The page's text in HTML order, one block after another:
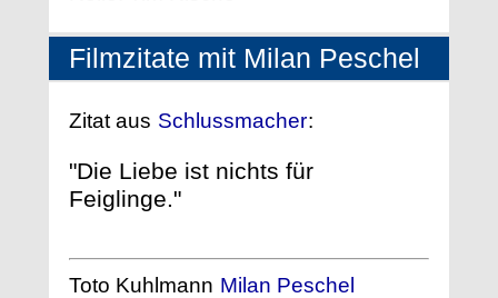
Filmzitate mit Milan Peschel
Zitat aus Schlussmacher:
"Die Liebe ist nichts für
Feiglinge."
Toto Kuhlmann Milan Peschel